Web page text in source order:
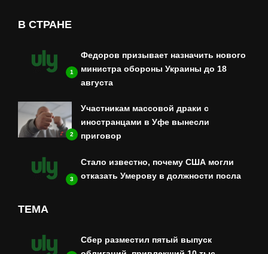
В СТРАНЕ
1
Федоров призывает назначить нового
министра обороны Украины до 18
августа
2
Участникам массовой драки с
иностранцами в Уфе вынесли
приговор
3
Стало известно, почему США могли
отказать Умерову в должности посла
ТЕМА
Сбер разместил пятый выпуск